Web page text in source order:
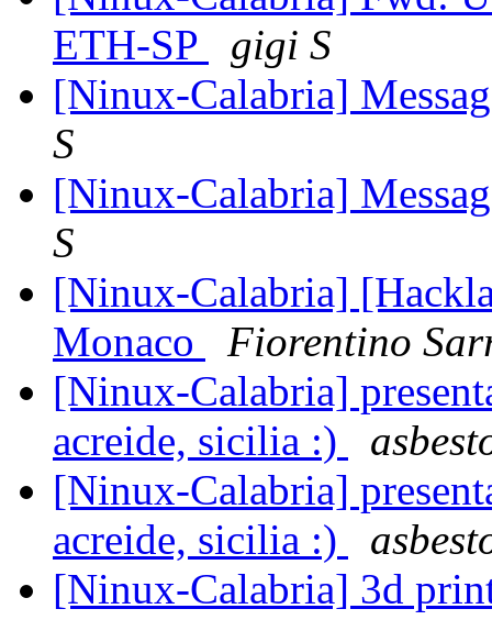
ETH-SP
gigi S
[Ninux-Calabria]
S
[Ninux-Calabria]
S
[Ninux-Calabria]
Monaco
Fiorentino
[Ninux-Calabria]
acreide, sicilia :)
[Ninux-Calabria]
acreide, sicilia :)
[Ninux-Calabria] 3d